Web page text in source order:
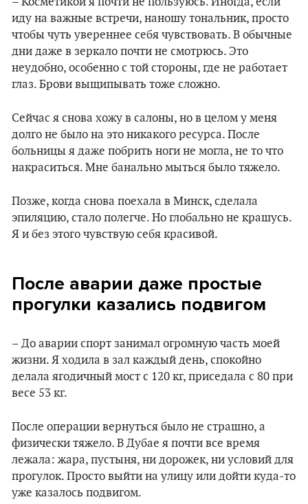
иду на важные встречи, наношу тональник, просто
чтобы чуть увереннее себя чувствовать. В обычные
дни даже в зеркало почти не смотрюсь. Это
неудобно, особенно с той стороны, где не работает
глаз. Брови выщипывать тоже сложно.
Сейчас я снова хожу в салоны, но в целом у меня
долго не было на это никакого ресурса. После
больницы я даже побрить ноги не могла, не то что
накраситься. Мне банально мыться было тяжело.
Позже, когда снова поехала в Минск, сделала
эпиляцию, стало полегче. Но глобально не крашусь.
Я и без этого чувствую себя красивой.
После аварии даже простые
прогулки казались подвигом
– До аварии спорт занимал огромную часть моей
жизни. Я ходила в зал каждый день, спокойно
делала ягодичный мост с 120 кг, приседала с 80 при
весе 53 кг.
После операции вернуться было не страшно, а
физически тяжело. В Дубае я почти все время
лежала: жара, пустыня, ни дорожек, ни условий для
прогулок. Просто выйти на улицу или дойти куда-то
уже казалось подвигом.